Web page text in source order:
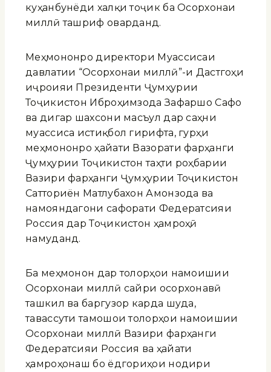
куҳанбунёди халқи тоҷик ба Осорхонаи
миллӣ ташриф оварданд.
Меҳмононро директори Муассисаи
давлатии “Осорхонаи миллӣ”-и Дастгоҳи
иҷроияи Президенти Ҷумҳурии
Тоҷикистон Иброҳимзода Зафаршо Сафо
ва дигар шахсони масъул дар саҳни
муассиса истиқбол гирифта, гурӯҳи
меҳмононро ҳайати Вазорати фарҳанги
Ҷумҳурии Тоҷикистон таҳти роҳбарии
Вазири фарҳанги Ҷумҳурии Тоҷикистон
Сатториён Матлубахон Амонзода ва
намояндагони сафорати Федератсияи
Россия дар Тоҷикистон ҳамроҳӣ
намуданд.
Ба меҳмонон дар толорҳои намоишии
Осорхонаи миллӣ сайри осорхонавӣ
ташкил ва баргузор карда шуда,
тавассути тамошои толорҳои намоишии
Осорхонаи миллӣ Вазири фарҳанги
Федератсияи Россия ва ҳайати
ҳамроҳонаш бо ёдгориҳои нодири